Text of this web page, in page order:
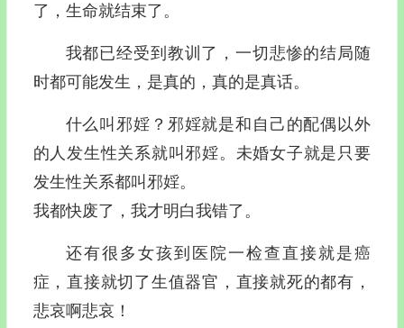
了，生命就结束了。
我都已经受到教训了，一切悲惨的结局随
时都可能发生，是真的，真的是真话。
什么叫邪婬？邪婬就是和自己的配偶以外
的人发生性关系就叫邪婬。未婚女子就是只要
发生性关系都叫邪婬。
我都快废了，我才明白我错了。
还有很多女孩到医院一检查直接就是癌
症，直接就切了生值器官，直接就死的都有，
悲哀啊悲哀！